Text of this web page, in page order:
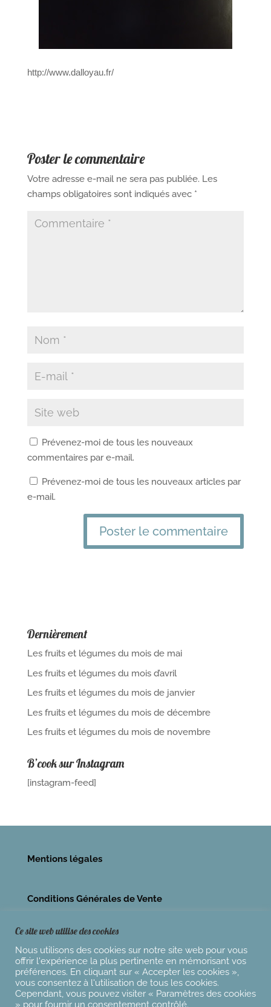
http://www.dalloyau.fr/
Poster le commentaire
Votre adresse e-mail ne sera pas publiée. Les
champs obligatoires sont indiqués avec *
Prévenez-moi de tous les nouveaux
commentaires par e-mail.
Prévenez-moi de tous les nouveaux articles par
e-mail.
Dernièrement
Les fruits et légumes du mois de mai
Les fruits et légumes du mois d’avril
Les fruits et légumes du mois de janvier
Les fruits et légumes du mois de décembre
Les fruits et légumes du mois de novembre
B’cook sur Instagram
[instagram-feed]
Mentions légales
Conditions Générales de Vente
Ce site web utilise des cookies
Nous utilisons des cookies sur notre site web pour vous
offrir l'expérience la plus pertinente en mémorisant vos
préférences. En cliquant sur « Accepter les cookies »,
vous consentez à l'utilisation de tous les cookies.
Cependant, vous pouvez visiter « Paramètres des cookies
» pour fournir un consentement contrôlé.